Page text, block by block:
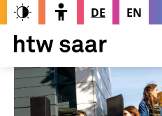
DE EN